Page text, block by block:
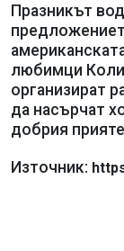
Празникът
любимци
организират
да насърчат
добрия
Източник: